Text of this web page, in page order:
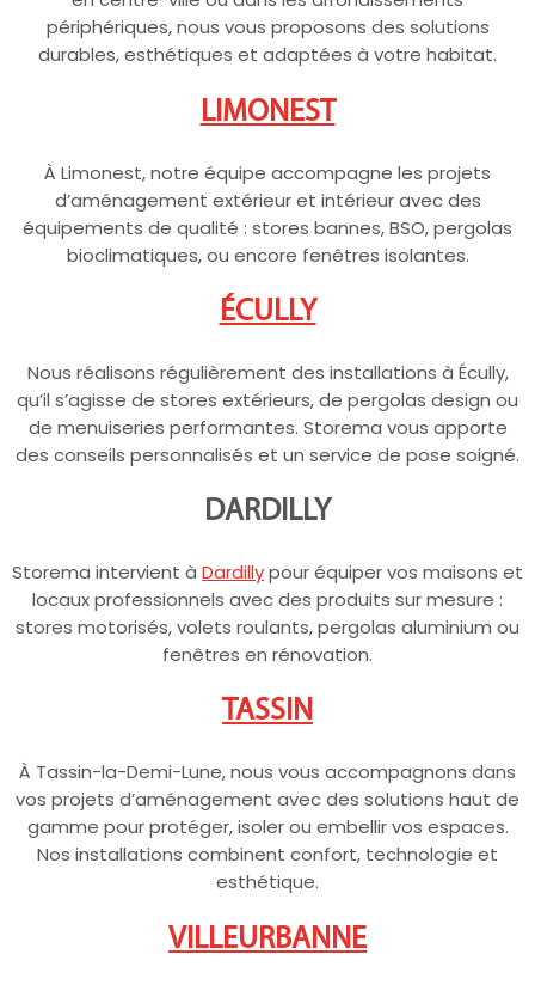
périphériques, nous vous proposons des solutions
durables, esthétiques et adaptées à votre habitat.
LIMONEST
À Limonest, notre équipe accompagne les projets
d’aménagement extérieur et intérieur avec des
équipements de qualité : stores bannes, BSO, pergolas
bioclimatiques, ou encore fenêtres isolantes.
ÉCULLY
Nous réalisons régulièrement des installations à Écully,
qu’il s’agisse de stores extérieurs, de pergolas design ou
de menuiseries performantes. Storema vous apporte
des conseils personnalisés et un service de pose soigné.
DARDILLY
Storema intervient à Dardillypour équiper vos maisons et
locaux professionnels avec des produits sur mesure :
stores motorisés, volets roulants, pergolas aluminium ou
fenêtres en rénovation.
TASSIN
À Tassin-la-Demi-Lune, nous vous accompagnons dans
vos projets d’aménagement avec des solutions haut de
gamme pour protéger, isoler ou embellir vos espaces.
Nos installations combinent confort, technologie et
esthétique.
VILLEURBANNE